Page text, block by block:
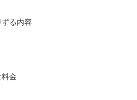
る内容
金